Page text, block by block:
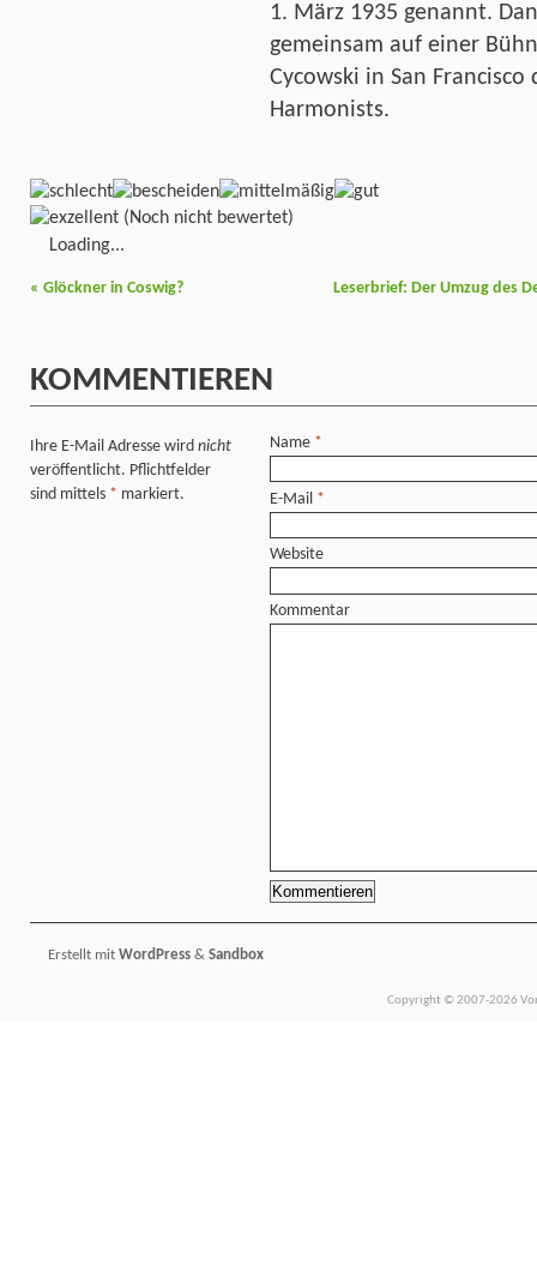
1. März 1935 genannt.
gemeinsam auf einer
Cycowski in San
Harmonists.
(Noch nicht bewertet)
Loading...
« Glöckner in Coswig? Leserbrief: Der Umzug des
KOMMENTIEREN
Ihre E-Mail Adresse wird nicht
veröffentlicht. Pflichtfelder
sind mittels * markiert.
Name *
E-Mail *
Website
Kommentar
Erstellt mit WordPress & Sandbox
Copyright © 2007-2026